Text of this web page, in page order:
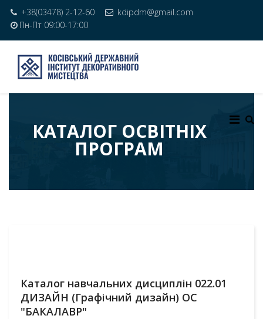
+38(03478) 2-12-60
kdipdm@gmail.com
Пн-Пт 09:00-17:00
КАТАЛОГ ОСВІТНІХ
ПРОГРАМ
Каталог навчальних дисциплін 022.01
ДИЗАЙН (Графічний дизайн) ОС
"БАКАЛАВР"